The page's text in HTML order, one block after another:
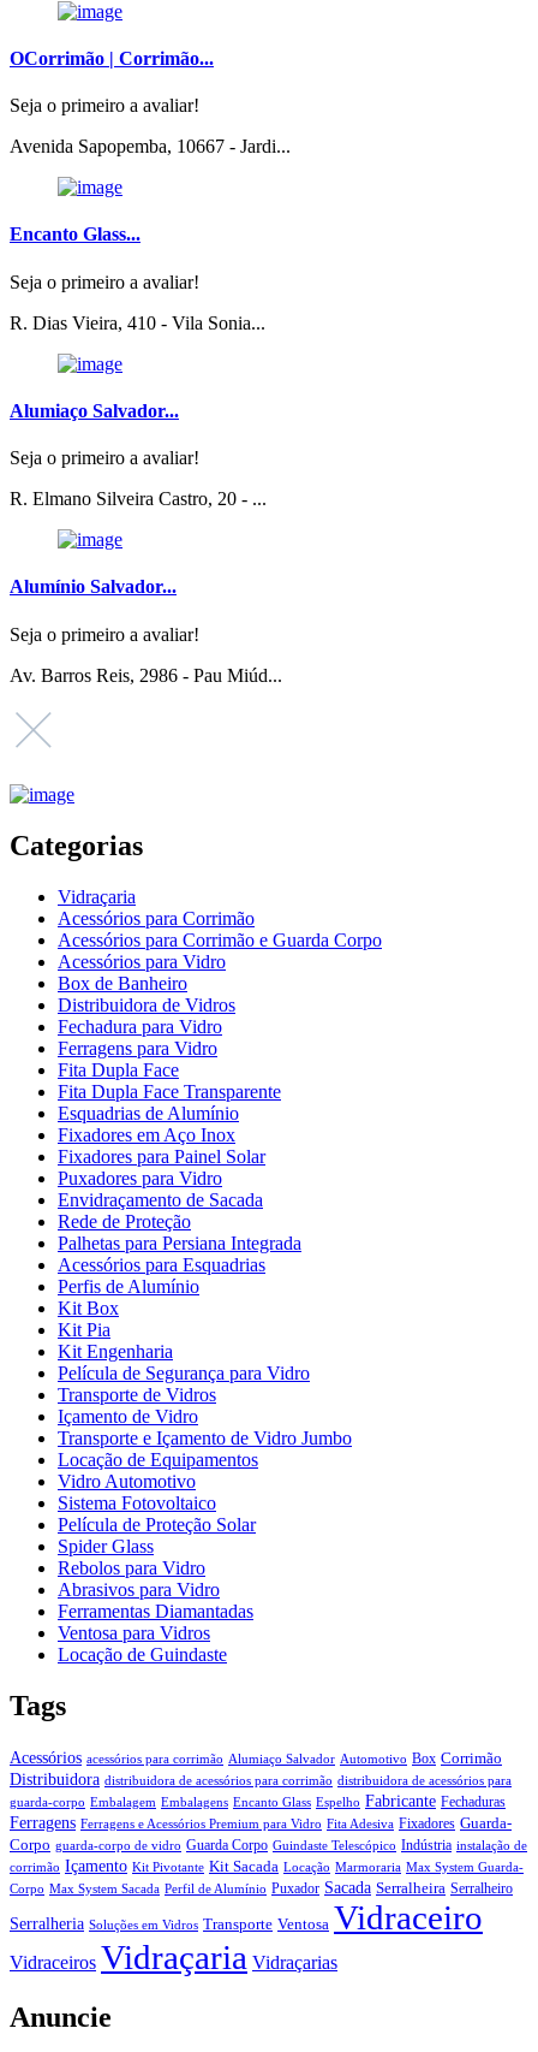
OCorrimão | Corrimão...
Seja o primeiro a avaliar!
Avenida Sapopemba, 10667 - Jardi...
Encanto Glass...
Seja o primeiro a avaliar!
R. Dias Vieira, 410 - Vila Sonia...
Alumiaço Salvador...
Seja o primeiro a avaliar!
R. Elmano Silveira Castro, 20 - ...
Alumínio Salvador...
Seja o primeiro a avaliar!
Av. Barros Reis, 2986 - Pau Miúd...
Categorias
Vidraçaria
Acessórios para Corrimão
Acessórios para Corrimão e Guarda Corpo
Acessórios para Vidro
Box de Banheiro
Distribuidora de Vidros
Fechadura para Vidro
Ferragens para Vidro
Fita Dupla Face
Fita Dupla Face Transparente
Esquadrias de Alumínio
Fixadores em Aço Inox
Fixadores para Painel Solar
Puxadores para Vidro
Envidraçamento de Sacada
Rede de Proteção
Palhetas para Persiana Integrada
Acessórios para Esquadrias
Perfis de Alumínio
Kit Box
Kit Pia
Kit Engenharia
Película de Segurança para Vidro
Transporte de Vidros
Içamento de Vidro
Transporte e Içamento de Vidro Jumbo
Locação de Equipamentos
Vidro Automotivo
Sistema Fotovoltaico
Película de Proteção Solar
Spider Glass
Rebolos para Vidro
Abrasivos para Vidro
Ferramentas Diamantadas
Ventosa para Vidros
Locação de Guindaste
Tags
Acessórios acessórios para corrimão Alumiaço Salvador Automotivo Box Corrimão
Distribuidora distribuidora de acessórios para corrimão distribuidora de acessórios para
guarda-corpo Embalagem Embalagens Encanto Glass Espelho Fabricante Fechaduras
Ferragens Ferragens e Acessórios Premium para Vidro Fita Adesiva Fixadores Guarda-
Corpo guarda-corpo de vidro Guarda Corpo Guindaste Telescópico Indústria instalação de
corrimão Içamento Kit Pivotante Kit Sacada Locação Marmoraria Max System Guarda-
Corpo Max System Sacada Perfil de Alumínio Puxador Sacada Serralheira Serralheiro
Serralheria Soluções em Vidros Transporte Ventosa Vidraceiro
Vidraceiros Vidraçaria Vidraçarias
Anuncie